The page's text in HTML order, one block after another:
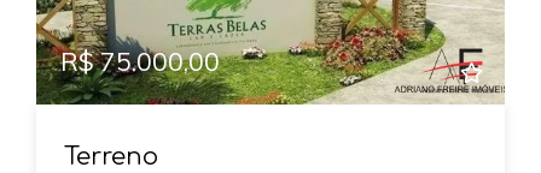
R$ 75.000,00
Terreno